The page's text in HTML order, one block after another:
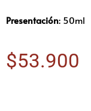
Presentación: 50ml
$53.900